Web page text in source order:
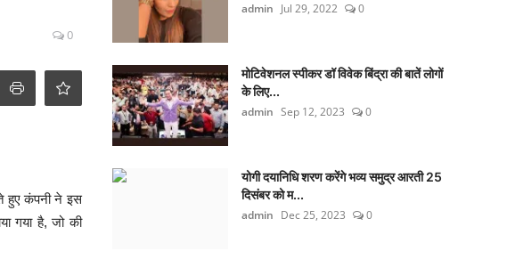
0
हुए कंपनी ने इस
गया है, जो की
admin Jul 29, 2022 0
मोटिवेशनल स्पीकर डॉ विवेक बिंद्रा की बातें लोगों
के लिए...
admin Sep 12, 2023 0
योगी दयानिधि शरण करेंगे भव्य समुद्र आरती 25
दिसंबर को म...
admin Dec 25, 2023 0